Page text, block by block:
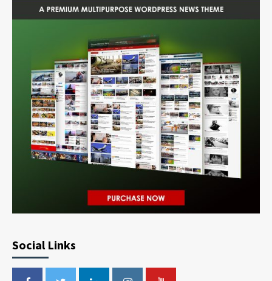
Social Links